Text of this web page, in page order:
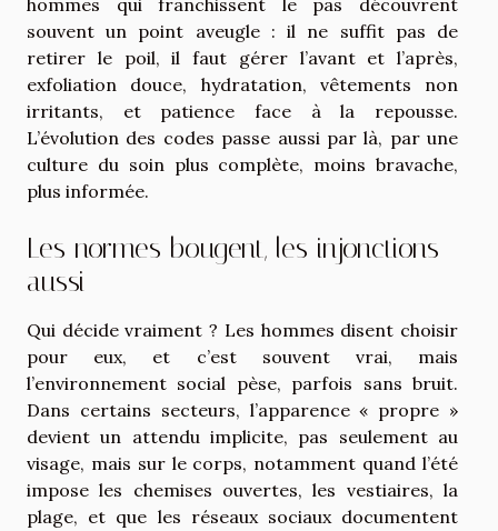
hommes qui franchissent le pas découvrent
souvent un point aveugle : il ne suffit pas de
retirer le poil, il faut gérer l’avant et l’après,
exfoliation douce, hydratation, vêtements non
irritants, et patience face à la repousse.
L’évolution des codes passe aussi par là, par une
culture du soin plus complète, moins bravache,
plus informée.
Les normes bougent, les injonctions
aussi
Qui décide vraiment ? Les hommes disent choisir
pour eux, et c’est souvent vrai, mais
l’environnement social pèse, parfois sans bruit.
Dans certains secteurs, l’apparence « propre »
devient un attendu implicite, pas seulement au
visage, mais sur le corps, notamment quand l’été
impose les chemises ouvertes, les vestiaires, la
plage, et que les réseaux sociaux documentent